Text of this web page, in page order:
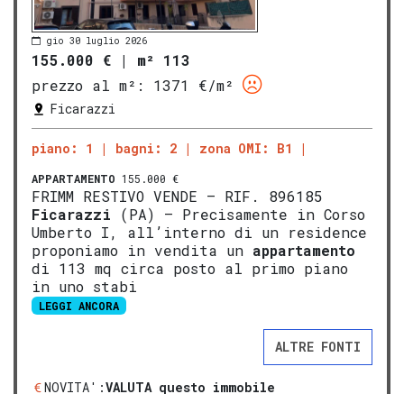
gio 30 luglio 2026
155.000 € | m² 113
prezzo al m²:
1371 €/m²
Ficarazzi
piano: 1 bagni: 2 zona OMI: B1
APPARTAMENTO 155.000 €
FRIMM RESTIVO VENDE – RIF. 896185
Ficarazzi (PA) – Precisamente in Corso
Umberto I, all’interno di un residence
proponiamo in vendita un appartamento
di 113 mq circa posto al primo piano
in uno stabi
LEGGI ANCORA
ALTRE FONTI
NOVITA':VALUTA questo immobile